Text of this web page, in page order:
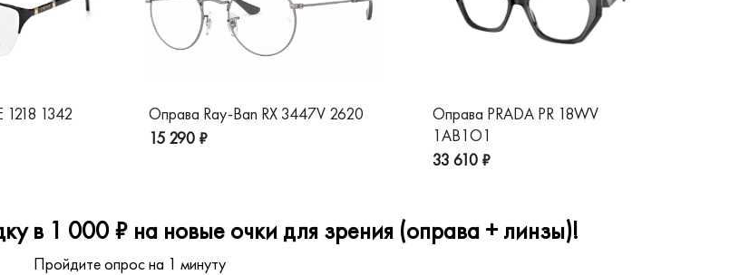
1218 1342
Оправа Ray-Ban RX 3447V 2620
15 290 ₽
Оправа PRADA PR 18WV
1AB1O1
33 610 ₽
в 1 000 ₽ на новые очки для зрения (оправа + линзы)!
Пройдите опрос на 1 минуту